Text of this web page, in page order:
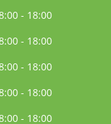
- 18:00
- 18:00
- 18:00
- 18:00
- 18:00